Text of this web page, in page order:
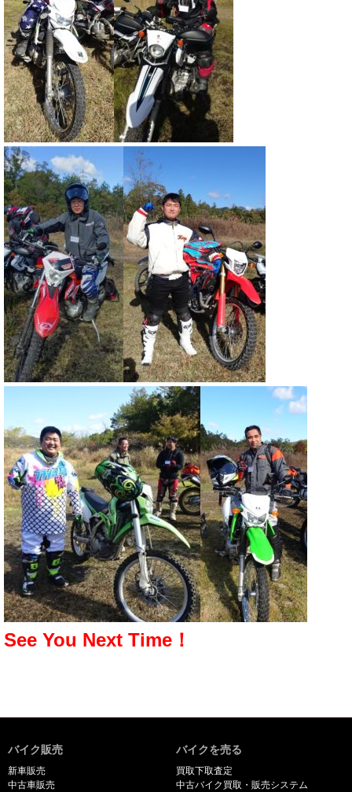
See You Next Time！
バイク販売
新車販売
中古車販売
バイクを売る
買取下取査定
中古バイク買取・販売システム